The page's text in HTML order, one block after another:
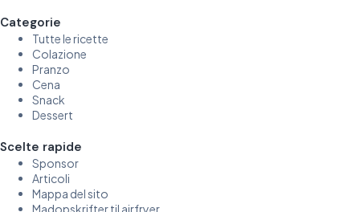
Categorie
Tutte le ricette
Colazione
Pranzo
Cena
Snack
Dessert
Scelte rapide
Sponsor
Articoli
Mappa del sito
Madopskrifter til airfryer